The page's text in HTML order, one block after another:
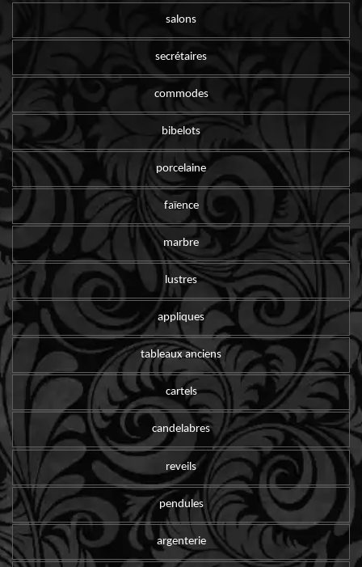
salons
secrétaires
commodes
bibelots
porcelaine
faïence
marbre
lustres
appliques
tableaux anciens
cartels
candelabres
reveils
pendules
argenterie